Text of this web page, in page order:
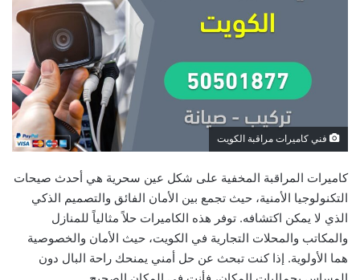
فني كاميرات مراقبة الكويت
كاميرات المراقبة المخفية على شكل عين سحرية هي أحدث صيحات
التكنولوجيا الأمنية، حيث تجمع بين الأمان الفائق والتصميم الذكي
الذي لا يمكن اكتشافه. توفر هذه الكاميرات حلاً مثالياً للمنازل
والمكاتب والمحلات التجارية في الكويت، حيث الأمان والخصوصية
هما الأولوية. إذا كنت تبحث عن حل أمني يمنحك راحة البال دون